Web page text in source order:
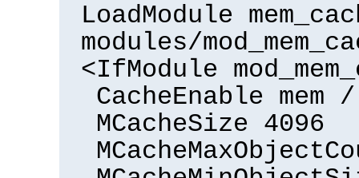
LoadModule
modules/
<IfModule
CacheEnable mem /
MCacheSize 4096